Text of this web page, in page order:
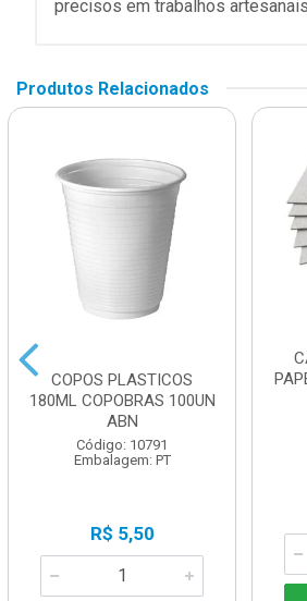
precisos em trabalhos artesanais.
Produtos Relacionados
COPOS PLASTICOS
180ML COPOBRAS 100UN
ABN
Código: 10791
Embalagem: PT
R$ 5,50